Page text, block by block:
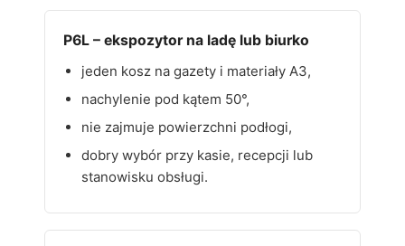
P6L – ekspozytor na ladę lub biurko
jeden kosz na gazety i materiały A3,
nachylenie pod kątem 50°,
nie zajmuje powierzchni podłogi,
dobry wybór przy kasie, recepcji lub
stanowisku obsługi.